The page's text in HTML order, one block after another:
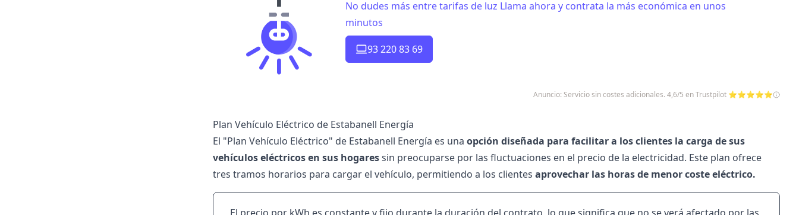
No dudes más entre tarifas de luz Llama ahora y contrata la más económica en unos
minutos
93 220 83 69
Anuncio: Servicio sin costes adicionales. 4,6/5 en Trustpilot ⭐⭐⭐⭐⭐
Plan Vehículo Eléctrico de Estabanell Energía
El "Plan Vehículo Eléctrico" de Estabanell Energía es una opción diseñada para facilitar a los clientes la carga de sus
vehículos eléctricos en sus hogaressin preocuparse por las fluctuaciones en el precio de la electricidad. Este plan ofrece
tres tramos horarios para cargar el vehículo, permitiendo a los clientes aprovechar las horas de menor coste eléctrico.